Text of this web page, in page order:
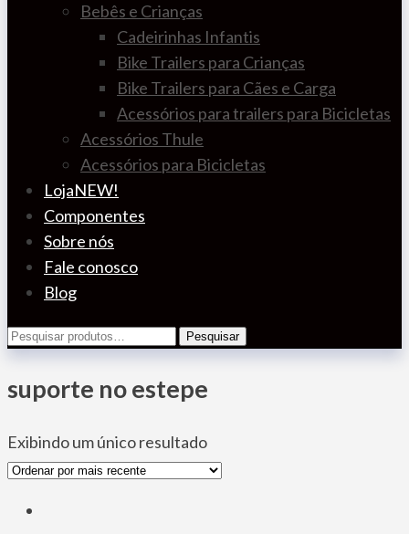
Bebês e Crianças
Cadeirinhas Infantis
Bike Trailers para Crianças
Bike Trailers para Cães e Carga
Acessórios para trailers para Bicicletas
Acessórios Thule
Acessórios para Bicicletas
LojaNEW!
Componentes
Sobre nós
Fale conosco
Blog
Pesquisar
por:
Pesquisar
suporte no estepe
Exibindo um único resultado